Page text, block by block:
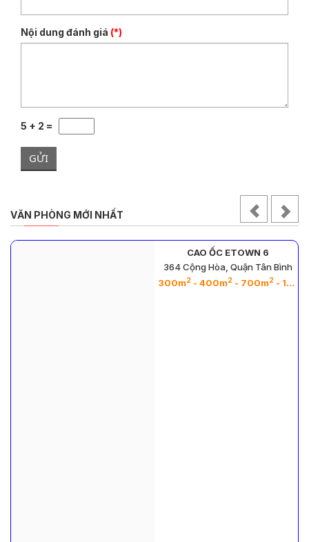
Nội dung đánh giá (*)
5 + 2 =
GỬI
VĂN PHÒNG MỚI NHẤT
CAO ỐC ETOWN 6
364 Cộng Hòa, Quận Tân Bình
300m2 - 400m2 - 700m2 - 1000m